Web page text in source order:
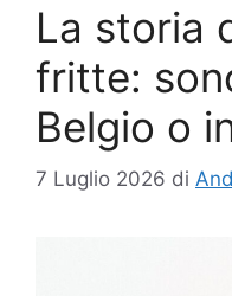
La storia
fritte:
Belgio o
7 Luglio 2026 di